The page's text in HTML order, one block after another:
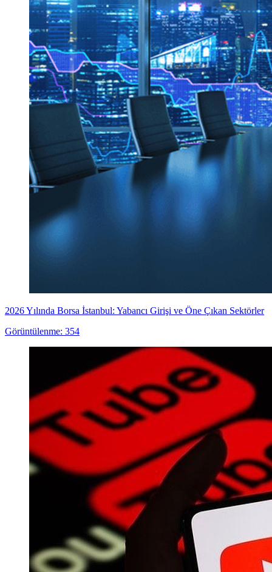
2026 Yılında Borsa İstanbul: Yabancı Girişi ve Öne Çıkan Sektörler
Görüntülenme: 354